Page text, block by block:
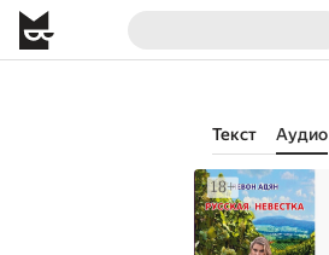
Текст Аудио